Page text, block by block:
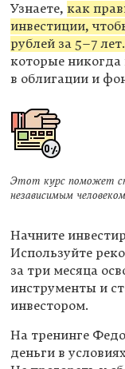
Узнаете, как
инвестиции,
рублей за 5–7 лет.
которые никогда
в облигации и
Этот курс поможет
независимым человеком
Начните
Используйте
за три месяца
инструменты и
инвестором.
На тренинге
деньги в